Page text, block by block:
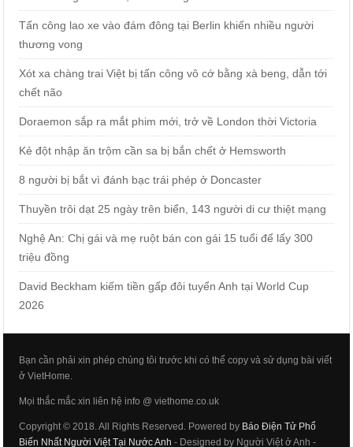
Tấn công lao xe vào đám đông tại Berlin khiến nhiều người
thương vong
Xót xa chàng trai Việt bị tấn công vô cớ bằng xà beng, dẫn tới
chết não
Doraemon sắp ra mắt phim mới, trở về London thời Victoria
Kẻ đột nhập ăn trộm cần sa bị bắn chết ở Hemsworth
8 người bị bắt vì đánh bạc trái phép ở Doncaster
Thuyền trôi dạt 25 ngày trên biển, 143 người di cư thiệt mạng
Nghệ An: Chị gái và mẹ ruột bán con gái 15 tuổi để lấy 300
triệu đồng
David Beckham kiếm tiền gấp đôi tuyển Anh tại World Cup
2026
Bạn cần phải xin phép chúng tôi trước khi có thể copy và sử dụng bài viết
ở VietHome.
Mọi thắc mắc xin liên hệ info @ viethome.co.uk
Copyright © 2018. All Rights Reserved. Powered by Báo Điện Tử Phổ
Biến Nhất Người Việt Tại Nước Anh - Designed by Người Việt ở Anh -